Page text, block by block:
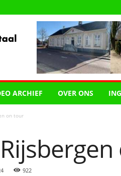
ARCHIEF OVER ONS
on tour
922